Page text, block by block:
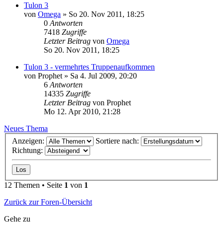
Tulon 3
von Omega » So 20. Nov 2011, 18:25
0 Antworten
7418 Zugriffe
Letzter Beitrag von Omega
So 20. Nov 2011, 18:25
Tulon 3 - vermehrtes Truppenaufkommen
von Prophet » Sa 4. Jul 2009, 20:20
6 Antworten
14335 Zugriffe
Letzter Beitrag von Prophet
Mo 12. Apr 2010, 21:28
Neues Thema
Anzeigen:
Sortiere nach:
Richtung:
12 Themen • Seite 1 von 1
Zurück zur Foren-Übersicht
Gehe zu